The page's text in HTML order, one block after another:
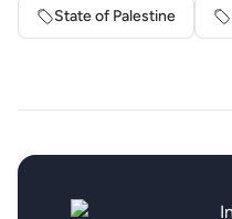
State of Palestine